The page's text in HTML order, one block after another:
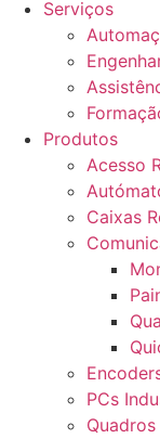
Serviços
Produtos
Acesso
Caixas
PCs